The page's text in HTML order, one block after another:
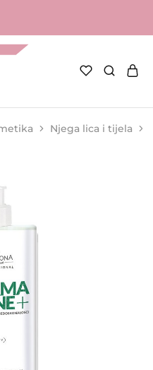
Njega lica i tijela